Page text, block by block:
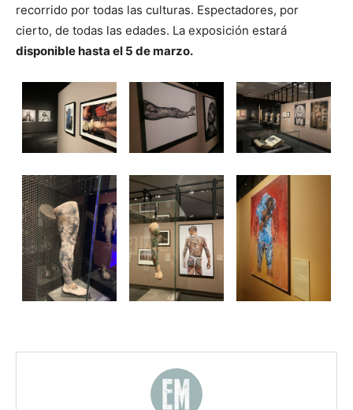
recorrido por todas las culturas. Espectadores, por
cierto, de todas las edades. La exposición estará
disponible hasta el 5 de marzo.